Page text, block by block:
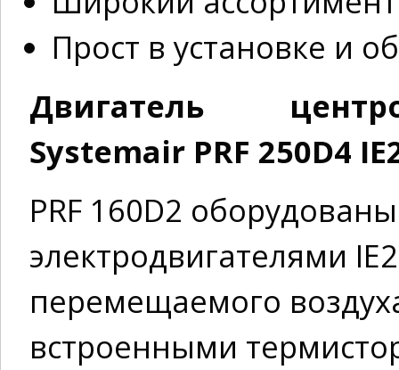
Прост в установке и
Двигатель
Systemair PRF 250D4
PRF 160D2
электродвигателями
перемещаемого
встроенными